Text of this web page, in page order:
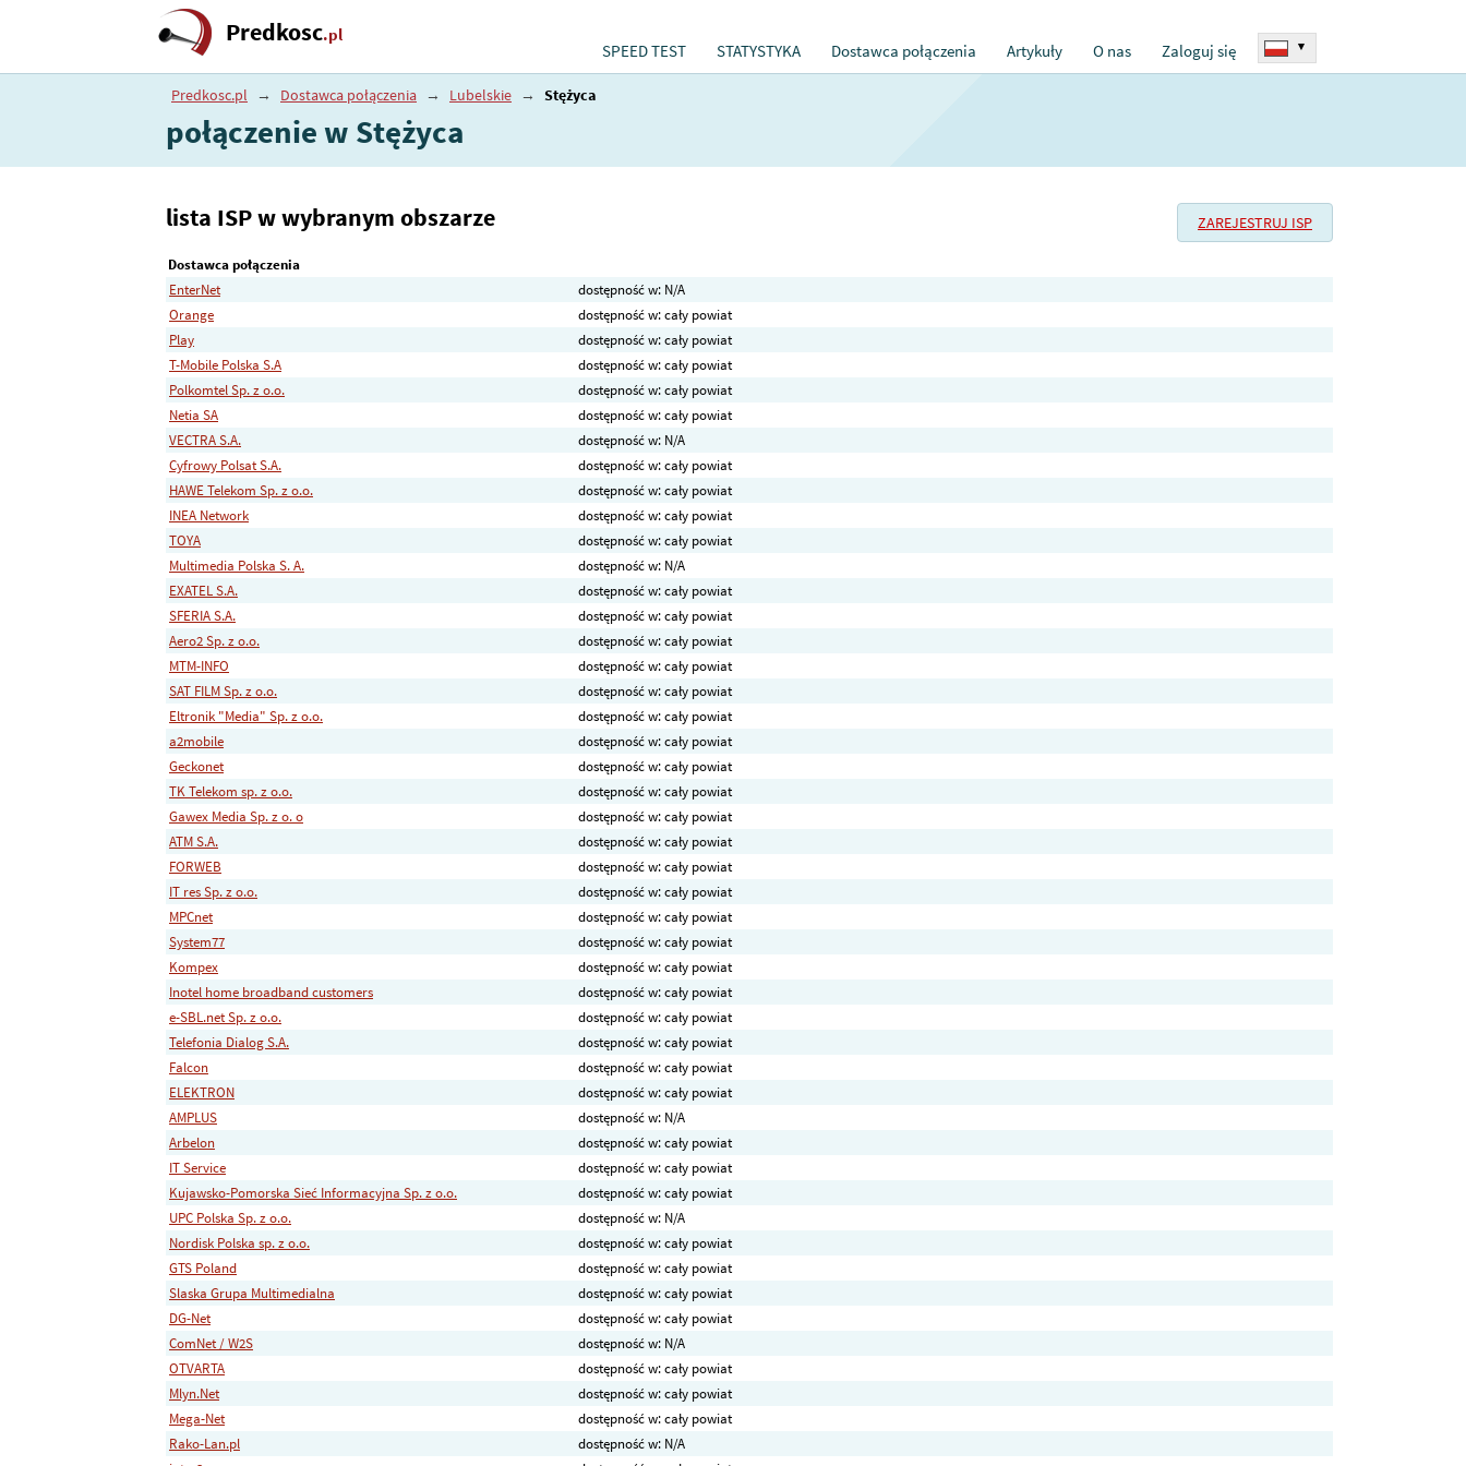
Predkosc.pl
SPEED TEST STATYSTYKA Dostawca połączenia Artykuły O nas Zaloguj się ▾
Predkosc.pl → Dostawca połączenia → Lubelskie → Stężyca
połączenie w Stężyca
ZAREJESTRUJ ISP
lista ISP w wybranym obszarze
Dostawca połączenia
EnterNet
dostępność w: N/A
Orange
dostępność w: cały powiat
Play
dostępność w: cały powiat
T-Mobile Polska S.A
dostępność w: cały powiat
Polkomtel Sp. z o.o.
dostępność w: cały powiat
Netia SA
dostępność w: cały powiat
VECTRA S.A.
dostępność w: N/A
Cyfrowy Polsat S.A.
dostępność w: cały powiat
HAWE Telekom Sp. z o.o.
dostępność w: cały powiat
INEA Network
dostępność w: cały powiat
TOYA
dostępność w: cały powiat
Multimedia Polska S. A.
dostępność w: N/A
EXATEL S.A.
dostępność w: cały powiat
SFERIA S.A.
dostępność w: cały powiat
Aero2 Sp. z o.o.
dostępność w: cały powiat
MTM-INFO
dostępność w: cały powiat
SAT FILM Sp. z o.o.
dostępność w: cały powiat
Eltronik "Media" Sp. z o.o.
dostępność w: cały powiat
a2mobile
dostępność w: cały powiat
Geckonet
dostępność w: cały powiat
TK Telekom sp. z o.o.
dostępność w: cały powiat
Gawex Media Sp. z o. o
dostępność w: cały powiat
ATM S.A.
dostępność w: cały powiat
FORWEB
dostępność w: cały powiat
IT res Sp. z o.o.
dostępność w: cały powiat
MPCnet
dostępność w: cały powiat
System77
dostępność w: cały powiat
Kompex
dostępność w: cały powiat
Inotel home broadband customers
dostępność w: cały powiat
e-SBL.net Sp. z o.o.
dostępność w: cały powiat
Telefonia Dialog S.A.
dostępność w: cały powiat
Falcon
dostępność w: cały powiat
ELEKTRON
dostępność w: cały powiat
AMPLUS
dostępność w: N/A
Arbelon
dostępność w: cały powiat
IT Service
dostępność w: cały powiat
Kujawsko-Pomorska Sieć Informacyjna Sp. z o.o.
dostępność w: cały powiat
UPC Polska Sp. z o.o.
dostępność w: N/A
Nordisk Polska sp. z o.o.
dostępność w: cały powiat
GTS Poland
dostępność w: cały powiat
Slaska Grupa Multimedialna
dostępność w: cały powiat
DG-Net
dostępność w: cały powiat
ComNet / W2S
dostępność w: N/A
OTVARTA
dostępność w: cały powiat
Mlyn.Net
dostępność w: cały powiat
Mega-Net
dostępność w: cały powiat
Rako-Lan.pl
dostępność w: N/A